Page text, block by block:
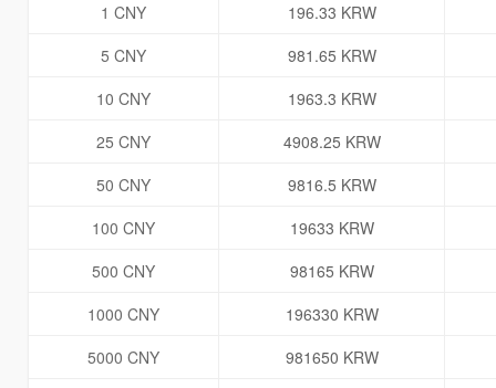
1 CNY
196.33 KRW
5 CNY
981.65 KRW
10 CNY
1963.3 KRW
25 CNY
4908.25 KRW
50 CNY
9816.5 KRW
100 CNY
19633 KRW
500 CNY
98165 KRW
1000 CNY
196330 KRW
5000 CNY
981650 KRW